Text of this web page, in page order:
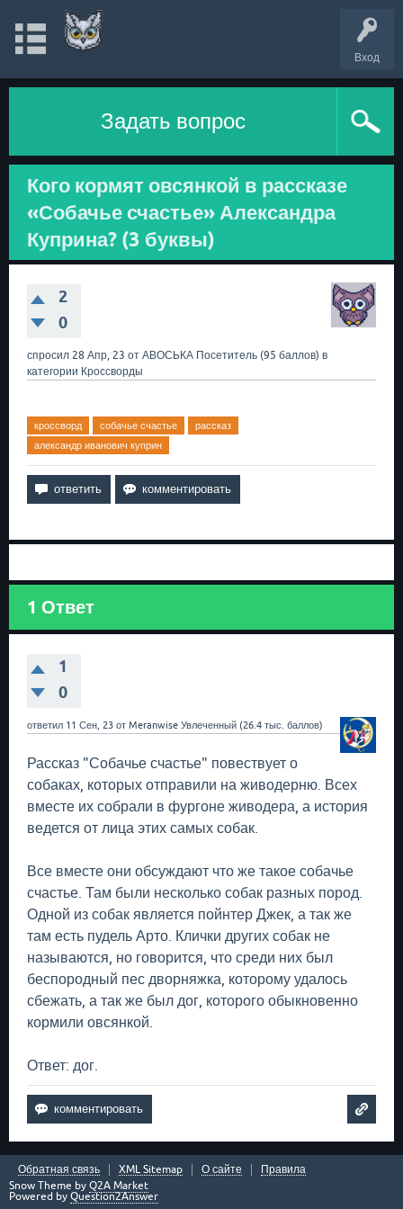
Вход
Задать вопрос
Кого кормят овсянкой в рассказе
«Собачье счастье» Александра
Куприна? (3 буквы)
2
0
спросил 28 Апр, 23 от АВОСЬКА Посетитель (95 баллов) в
категории Кроссворды
кроссворд собачье счастье
рассказ
александр иванович куприн
1 Ответ
1
0
ответил 11 Сен, 23 от Meranwise Увлеченный (26.4 тыс. баллов)
Рассказ "Собачье счастье" повествует о
собаках, которых отправили на живодерню. Всех
вместе их собрали в фургоне живодера, а история
ведется от лица этих самых собак.
Все вместе они обсуждают что же такое собачье
счастье. Там были несколько собак разных пород.
Одной из собак является пойнтер Джек, а так же
там есть пудель Арто. Клички других собак не
называются, но говорится, что среди них был
беспородный пес дворняжка, которому удалось
сбежать, а так же был дог, которого обыкновенно
кормили овсянкой.
Ответ: дог.
Обратная связь XML Sitemap О сайте
Правила
Snow Theme by Q2A Market
Powered by Question2Answer